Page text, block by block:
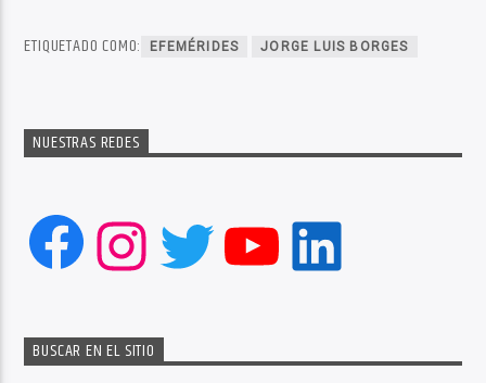
ETIQUETADO COMO: EFEMÉRIDES JORGE LUIS BORGES
NUESTRAS REDES
Facebook
Instagram
Twitter
YouTube
LinkedIn
BUSCAR EN EL SITIO